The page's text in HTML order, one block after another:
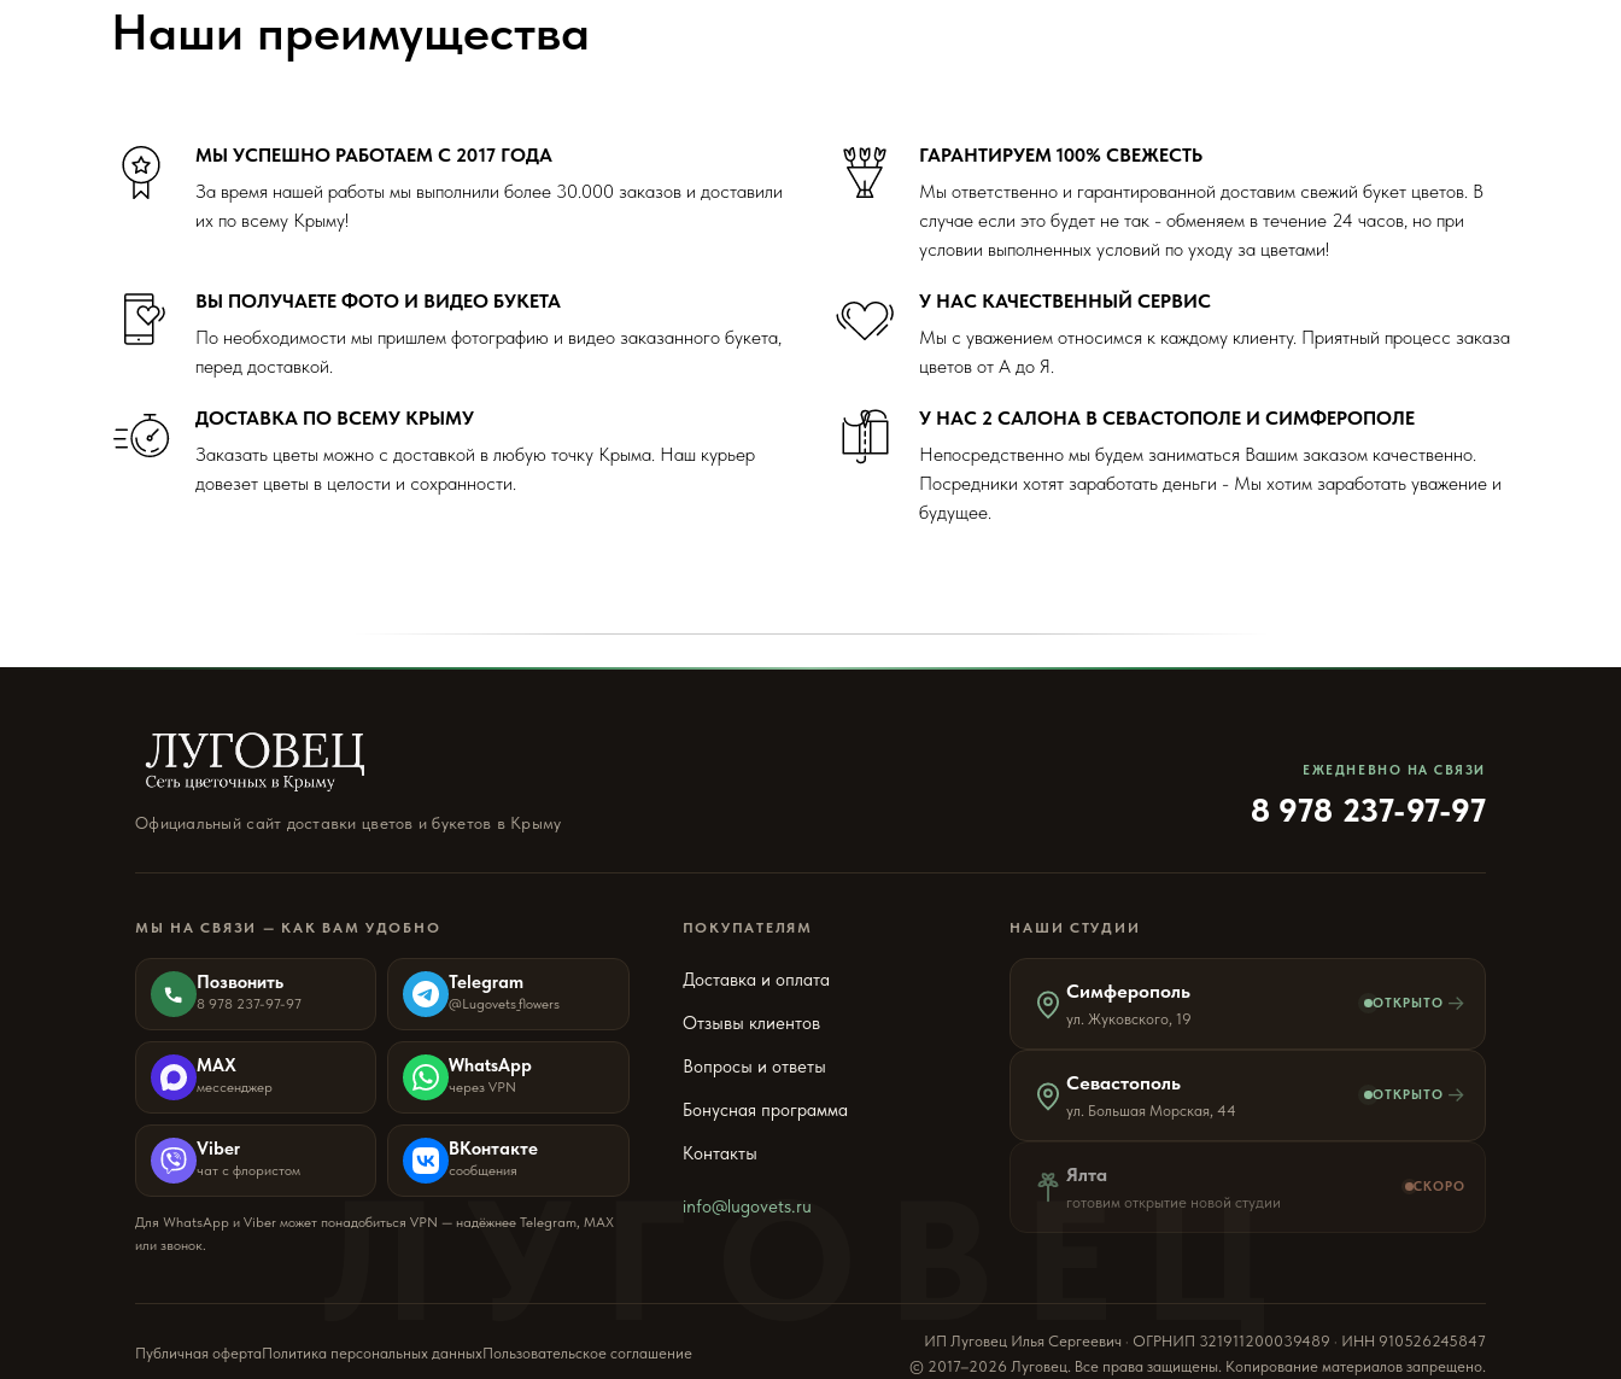
Наши преимущества
МЫ УСПЕШНО РАБОТАЕМ С 2017 ГОДА
За время нашей работы мы выполнили более 30.000 заказов и доставили
их по всему Крыму!
ГАРАНТИРУЕМ 100% СВЕЖЕСТЬ
Мы ответственно и гарантированной доставим свежий букет цветов. В
случае если это будет не так - обменяем в течение 24 часов, но при
условии выполненных условий по уходу за цветами!
ВЫ ПОЛУЧАЕТЕ ФОТО И ВИДЕО БУКЕТА
По необходимости мы пришлем фотографию и видео заказанного букета,
перед доставкой.
У НАС КАЧЕСТВЕННЫЙ СЕРВИС
Мы с уважением относимся к каждому клиенту. Приятный процесс заказа
цветов от А до Я.
ДОСТАВКА ПО ВСЕМУ КРЫМУ
Заказать цветы можно с доставкой в любую точку Крыма. Наш курьер
довезет цветы в целости и сохранности.
У НАС 2 САЛОНА В СЕВАСТОПОЛЕ И СИМФЕРОПОЛЕ
Непосредственно мы будем заниматься Вашим заказом качественно.
Посредники хотят заработать деньги - Мы хотим заработать уважение и
будущее.
Официальный сайт доставки цветов и букетов в Крыму
ЕЖЕДНЕВНО НА СВЯЗИ
8 978 237-97-97
МЫ НА СВЯЗИ — КАК ВАМ УДОБНО
Позвонить
8 978 237-97-97
Telegram
@Lugovets_flowers
MAX
мессенджер
WhatsApp
через VPN
Viber
чат с флористом
ВКонтакте
сообщения
Для WhatsApp и Viber может понадобиться VPN — надёжнее Telegram, MAX
или звонок.
ПОКУПАТЕЛЯМ
Доставка и оплата
Отзывы клиентов
Вопросы и ответы
Бонусная программа
Контакты
info@lugovets.ru
НАШИ СТУДИИ
Симферополь
ул. Жуковского, 19
ОТКРЫТО →
Севастополь
ул. Большая Морская, 44
ОТКРЫТО →
Ялта
готовим открытие новой студии
СКОРО
Публичная офертаПолитика персональных данныхПользовательское соглашение
ИП Луговец Илья Сергеевич · ОГРНИП 321911200039489 · ИНН 910526245847
© 2017–2026 Луговец. Все права защищены. Копирование материалов запрещено.
ЛУГОВЕЦ